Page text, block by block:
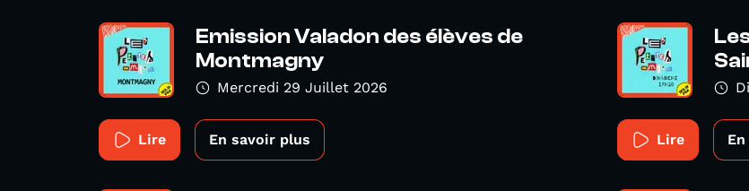
Emission Valadon des élèves de
Montmagny
Mercredi 29 Juillet 2026
Lire En savoir plus Lire